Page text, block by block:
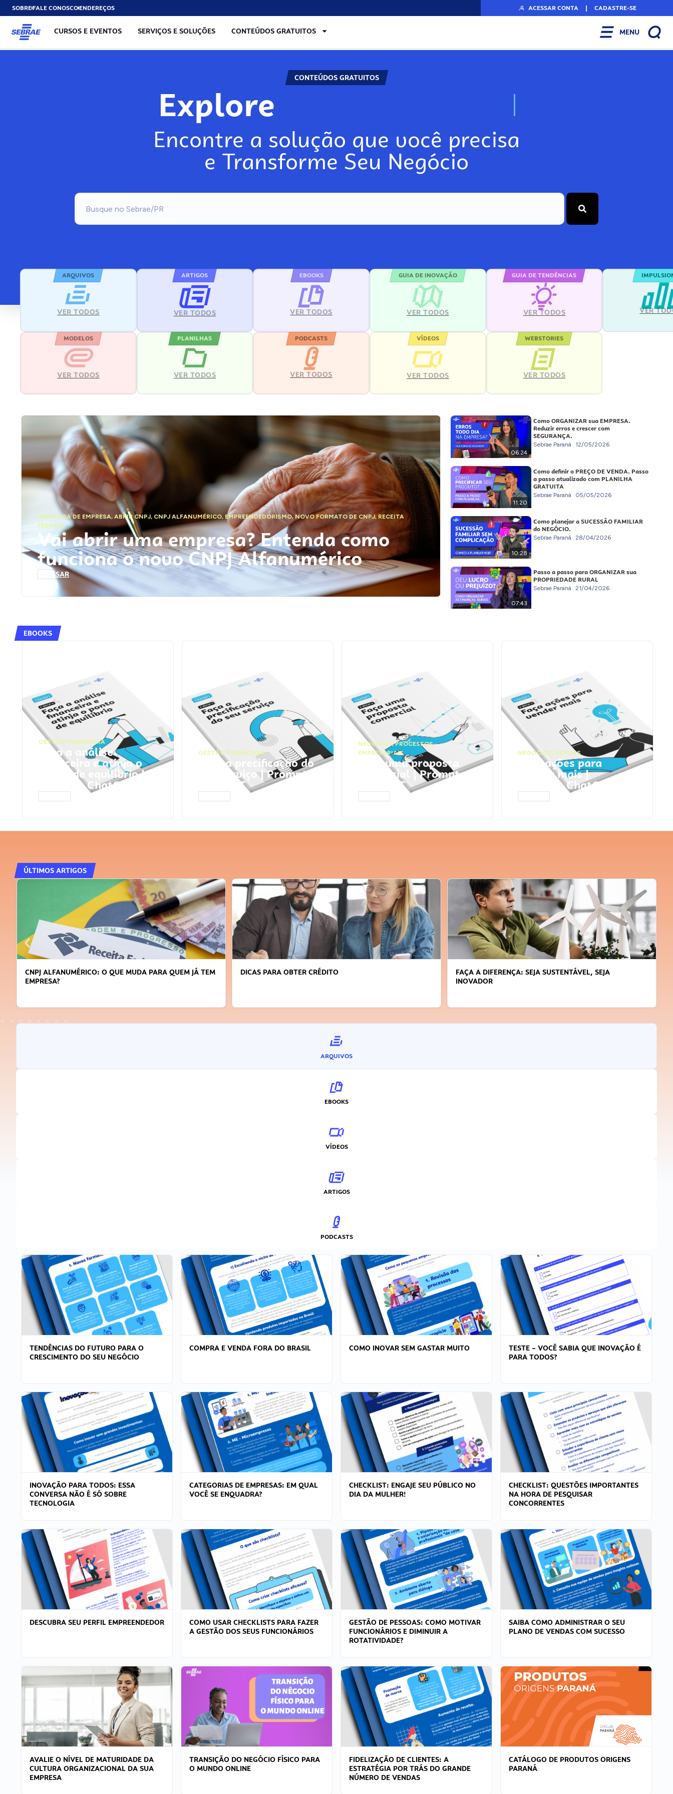
SOBREFALE CONOSCOENDEREÇOS ACESSAR CONTA | CADASTRE-SE
CURSOS E EVENTOS SERVIÇOS E SOLUÇÕES CONTEÚDOS GRATUITOS MENU
CONTEÚDOS GRATUITOS
Explore N
Encontre a solução que você precisa
e Transforme Seu Negócio
ARQUIVOS
VER TODOS
ARTIGOS
VER TODOS
EBOOKS
VER TODOS
GUIA DE INOVAÇÃO
VER TODOS
GUIA DE TENDÊNCIAS
VER TODOS VER
MODELOS
VER TODOS
PLANILHAS
VER TODOS
PODCASTS
VER TODOS
VÍDEOS
VER TODOS
WEBSTORIES
VER TODOS
ABERTURA DE EMPRESA,ABRIR CNPJ, CNPJ ALFANUMÉRICO, EMPREENDEDORISMO,NOVO FORMATO DE CNPJ,RECEITA
FEDERAL
Vai abrir uma empresa? Entenda como
funciona o novo CNPJ Alfanumérico
ACESSAR
06:24
Como ORGANIZAR sua EMPRESA.
Reduzir erros e crescer com
SEGURANÇA.
Sebrae Paraná 12/05/2026
11:20
Como definir o PREÇO DE VENDA. Passo
a passo atualizado com PLANILHA
GRATUITA
Sebrae Paraná 05/05/2026
10:28
Como planejar a SUCESSÃO FAMILIAR
do NEGÓCIO.
Sebrae Paraná 28/04/2026
07:43
Passo a passo para ORGANIZAR sua
PROPRIEDADE RURAL
Sebrae Paraná 21/04/2026
EBOOKS
GESTÃO FINANCEIRA
Faça a análise
financeira e atinja o
ponto de equilíbrio |
Prompts ChatGPT
GESTÃO FINANCEIRA
Faça a precificação do
seu serviço | Prompts
ChatGPT
NEGÓCIOS,PROCESSOS
EMPRESARIAIS
Faça uma proposta
comercial | Prompts
ChatGPT
NEGÓCIOS, VENDAS
Faça ações para
vender mais |
Prompts ChatGPT
ÚLTIMOS ARTIGOS
DICAS PARA OBTER CRÉDITO
FAÇA A DIFERENÇA: SEJA SUSTENTÁVEL, SEJA
APRENDA A GERENCIAR O SEU TEMPO
ARQUIVOS
EBOOKS
VÍDEOS
ARTIGOS
PODCASTS
TENDÊNCIAS DO FUTURO PARA O
CRESCIMENTO DO SEU NEGÓCIO
COMPRA E VENDA FORA DO BRASIL COMO INOVAR SEM GASTAR MUITO
TESTE – VOCÊ SABIA QUE INOVAÇÃO É
PARA TODOS?
INOVAÇÃO PARA TODOS: ESSA
CONVERSA NÃO É SÓ SOBRE
TECNOLOGIA
CATEGORIAS DE EMPRESAS: EM QUAL
VOCÊ SE ENQUADRA?
CHECKLIST: ENGAJE SEU PÚBLICO NO
DIA DA MULHER!
CHECKLIST: QUESTÕES IMPORTANTES
NA HORA DE PESQUISAR
CONCORRENTES
DESCUBRA SEU PERFIL EMPREENDEDOR
COMO USAR CHECKLISTS PARA FAZER
A GESTÃO DOS SEUS FUNCIONÁRIOS
GESTÃO DE PESSOAS: COMO MOTIVAR
FUNCIONÁRIOS E DIMINUIR A
ROTATIVIDADE?
SAIBA COMO ADMINISTRAR O SEU
PLANO DE VENDAS COM SUCESSO
AVALIE O NÍVEL DE MATURIDADE DA
CULTURA ORGANIZACIONAL DA SUA
EMPRESA
TRANSIÇÃO DO NEGÓCIO FÍSICO PARA
O MUNDO ONLINE
FIDELIZAÇÃO DE CLIENTES: A
ESTRATÉGIA POR TRÁS DO GRANDE
NÚMERO DE VENDAS
CATÁLOGO DE PRODUTOS ORIGENS
PARANÁ